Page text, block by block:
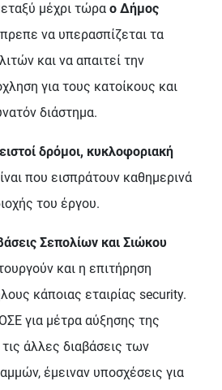
μέχρι τώρα ο Δήμος
να υπερασπίζεται τα
και να απαιτεί την
για τους κατοίκους και
διάστημα.
δρόμοι, κυκλοφοριακή
που εισπράτουν καθημερινά
του έργου.
Σεπολίων και Σιώκου
και η επιτήρηση
κάποιας εταιρίας security.
για μέτρα αύξησης της
άλλες διαβάσεις των
έμειναν υποσχέσεις για